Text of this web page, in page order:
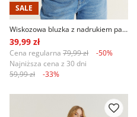
SALE
Wiskozowa bluzka z nadrukiem paisley
39,99 zł
Cena regularna 79,99 zł
-50%
Najniższa cena z 30 dni
59,99 zł
-33%